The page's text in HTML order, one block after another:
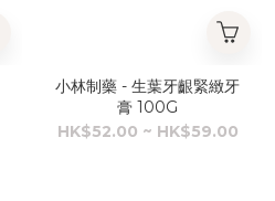
小林制藥 - 生葉牙齦緊緻牙
膏 100G
HK$52.00 ~ HK$59.00